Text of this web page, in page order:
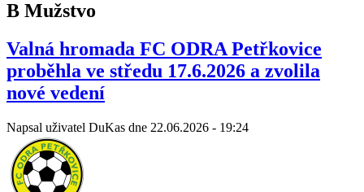
B Mužstvo
Valná hromada FC ODRA Petřkovice
proběhla ve středu 17.6.2026 a zvolila
nové vedení
Napsal uživatel DuKas dne 22.06.2026 - 19:24